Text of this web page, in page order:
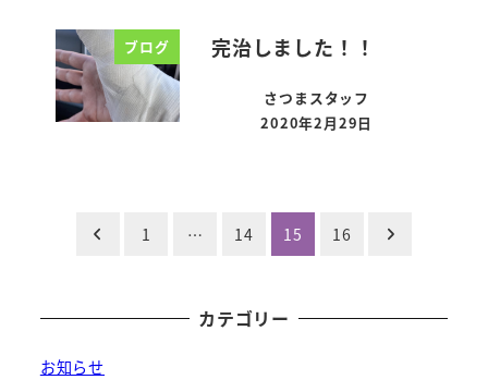
ブログ 完治しました！！
さつまスタッフ
投稿日
2020年2月29日
の
ペ
1 … 14 15 16
カテゴリー
お知らせ